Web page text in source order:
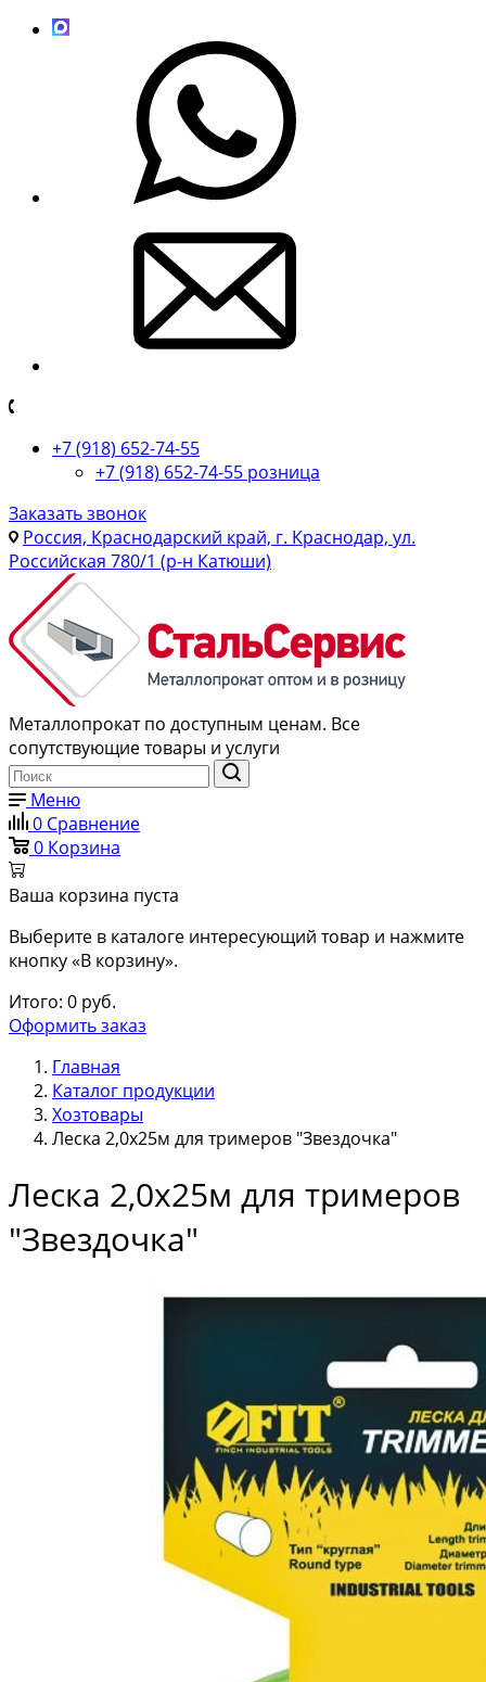
+7 (918) 652-74-55
+7 (918) 652-74-55 розница
Заказать звонок
Россия, Краснодарский край, г. Краснодар, ул.
Российская 780/1 (р-н Катюши)
Металлопрокат по доступным ценам. Все
сопутствующие товары и услуги
Меню
0 Сравнение
0 Корзина
Ваша корзина пуста
Выберите в каталоге интересующий товар и нажмите
кнопку «В корзину».
Итого: 0 руб.
Оформить заказ
Главная
Каталог продукции
Хозтовары
Леска 2,0х25м для тримеров "Звездочка"
Леска 2,0х25м для тримеров
"Звездочка"